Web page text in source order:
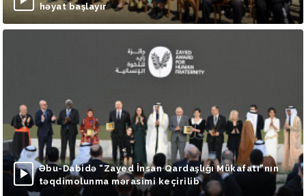
həyat başlayır
Əbu-Dabidə “Zayed İnsan Qardaşlığı Mükafatı”nın
təqdimolunma mərasimi keçirilib